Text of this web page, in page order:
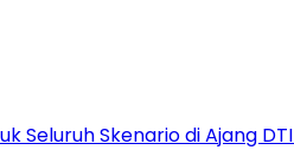
Seluruh Skenario di Ajang